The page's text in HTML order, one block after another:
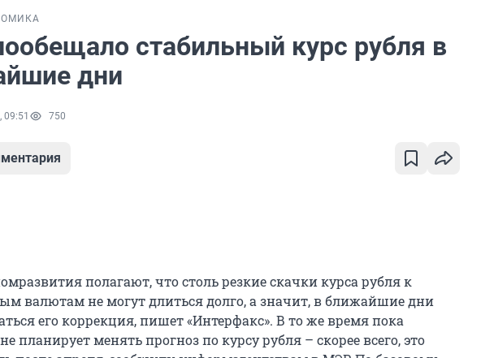
стабильный курс рубля в
дни
750
полагают, что столь резкие скачки курса рубля к
валютам не могут длиться долго, а значит, в ближайшие дни
его коррекция, пишет «Интерфакс». В то же время пока
планирует менять прогноз по курсу рубля – скорее всего, это